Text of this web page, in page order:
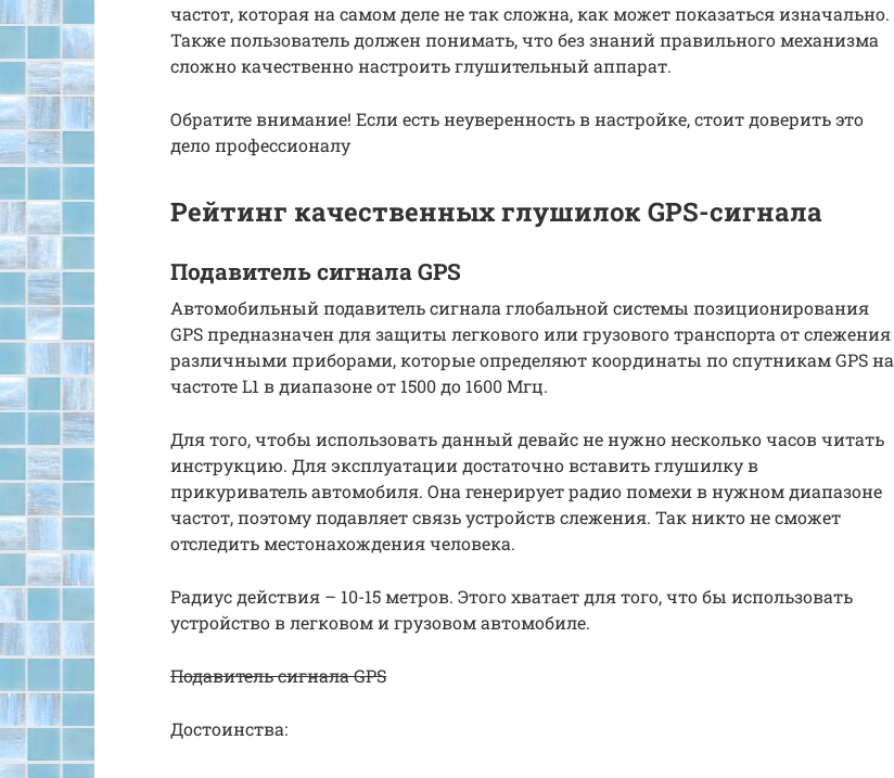
частот, которая на самом деле не так сложна, как может показаться изначально.
Также пользователь должен понимать, что без знаний правильного механизма
сложно качественно настроить глушительный аппарат.
Обратите внимание! Если есть неуверенность в настройке, стоит доверить это
дело профессионалу
Рейтинг качественных глушилок GPS-сигнала
Подавитель сигнала GPS
Автомобильный подавитель сигнала глобальной системы позиционирования
GPS предназначен для защиты легкового или грузового транспорта от слежения
различными приборами, которые определяют координаты по спутникам GPS на
частоте L1 в диапазоне от 1500 до 1600 Мгц.
Для того, чтобы использовать данный девайс не нужно несколько часов читать
инструкцию. Для эксплуатации достаточно вставить глушилку в
прикуриватель автомобиля. Она генерирует радио помехи в нужном диапазоне
частот, поэтому подавляет связь устройств слежения. Так никто не сможет
отследить местонахождения человека.
Радиус действия – 10-15 метров. Этого хватает для того, что бы использовать
устройство в легковом и грузовом автомобиле.
Подавитель сигнала GPS
Достоинства: